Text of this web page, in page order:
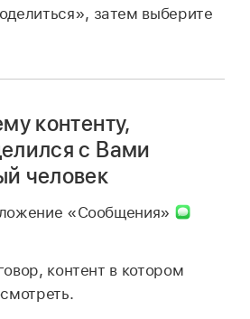
затем выберите
контенту,
с Вами
человек
«Сообщения»
контент в котором